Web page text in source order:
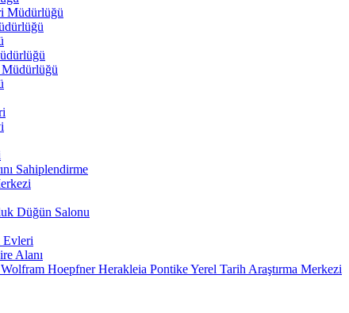
Müdürlüğü
Sahiplendirme
Düğün Salonu
Evleri
Alanı
Hoepfner Herakleia Pontike Yerel Tarih Araştırma Merkezi